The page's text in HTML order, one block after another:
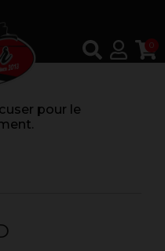
0
pour le